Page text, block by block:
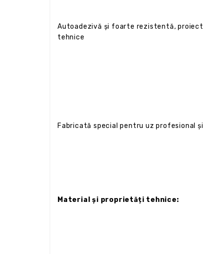
Autoadezivă și foarte rezistentă,
tehnice
Fabricată special pentru uz profesional
Material și proprietăți tehnice: